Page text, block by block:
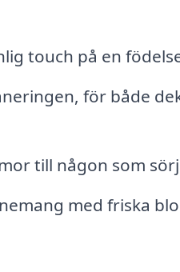
touch på en
för både
till någon som
med friska